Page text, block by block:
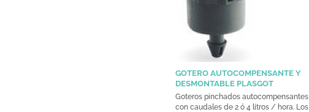
GOTERO AUTOCOMPENSANTE Y
DESMONTABLE PLASGOT
Goteros pinchados autocompensantes
con caudales de 2 ó 4 litros / hora. Los